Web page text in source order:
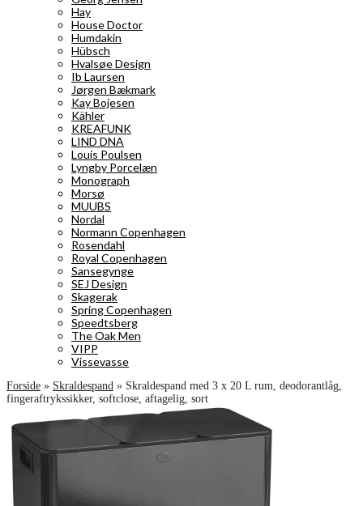
Hay
House Doctor
Humdakin
Hübsch
Hvalsøe Design
Ib Laursen
Jørgen Bækmark
Kay Bojesen
Kähler
KREAFUNK
LIND DNA
Louis Poulsen
Lyngby Porcelæn
Monograph
Morsø
MUUBS
Nordal
Normann Copenhagen
Rosendahl
Royal Copenhagen
Sansegynge
SEJ Design
Skagerak
Spring Copenhagen
Speedtsberg
The Oak Men
VIPP
Vissevasse
Forside » Skraldespand » Skraldespand med 3 x 20 L rum, deodorantlåg,
fingeraftrykssikker, softclose, aftagelig, sort